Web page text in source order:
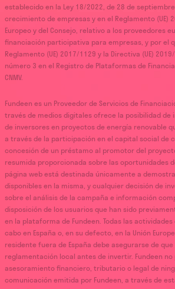
establecido en la Ley 18/2022, de 28 de
crecimiento de empresas y en el Reglamento (UE)
Europeo y del Consejo, relativo a los proveedores
financiación participativa para empresas, y por el
Reglamento (UE) 2017/1129 y la Directiva (UE)
número 3 en el Registro de Plataformas de
CNMV.
Fundeen es un Proveedor de Servicios de
través de medios digitales ofrece la posibilidad de
de inversores en proyectos de energía renovable
a través de la participación en el capital social de
concesión de un préstamo al promotor del
resumida proporcionada sobre las oportunidades
página web está destinada únicamente a
disponibles en la misma, y cualquier decisión de
sobre el análisis de la campaña e información
disposición de los usuarios que han sido
en la plataforma de Fundeen. Todas las
cabo en España o, en su defecto, en la Unión
residente fuera de España debe asegurarse de
reglamentación local antes de invertir. Fundeen
asesoramiento financiero, tributario o legal de
comunicación emitida por Fundeen, a través de